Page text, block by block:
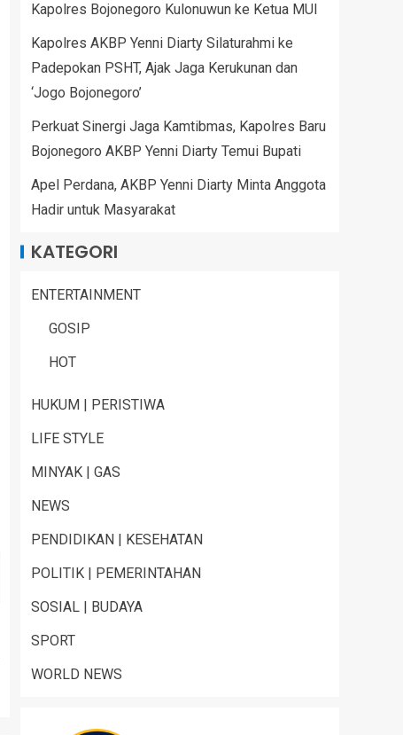
Kapolres Bojonegoro Kulonuwun ke Ketua MUI
Kapolres AKBP Yenni Diarty Silaturahmi ke
Padepokan PSHT, Ajak Jaga Kerukunan dan
‘Jogo Bojonegoro’
Perkuat Sinergi Jaga Kamtibmas, Kapolres Baru
Bojonegoro AKBP Yenni Diarty Temui Bupati
Apel Perdana, AKBP Yenni Diarty Minta Anggota
Hadir untuk Masyarakat
KATEGORI
ENTERTAINMENT
GOSIP
HOT
HUKUM | PERISTIWA
LIFE STYLE
MINYAK | GAS
NEWS
PENDIDIKAN | KESEHATAN
POLITIK | PEMERINTAHAN
SOSIAL | BUDAYA
SPORT
WORLD NEWS